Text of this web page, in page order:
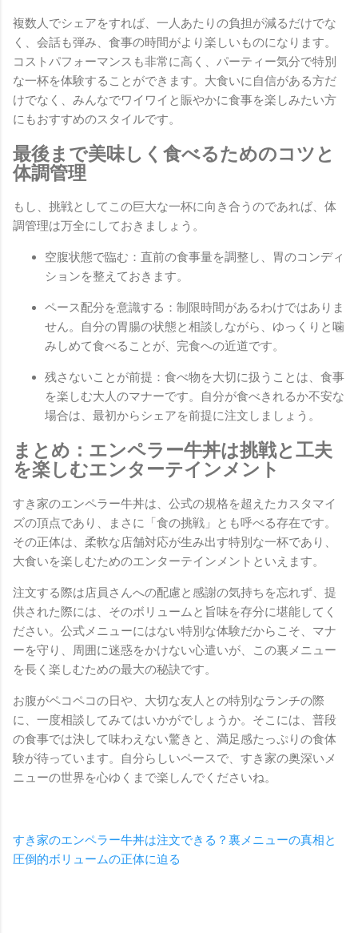
複数人でシェアをすれば、一人あたりの負担が減るだけでな
く、会話も弾み、食事の時間がより楽しいものになります。
コストパフォーマンスも非常に高く、パーティー気分で特別
な一杯を体験することができます。大食いに自信がある方だ
けでなく、みんなでワイワイと賑やかに食事を楽しみたい方
にもおすすめのスタイルです。
最後まで美味しく食べるためのコツと
体調管理
もし、挑戦としてこの巨大な一杯に向き合うのであれば、体
調管理は万全にしておきましょう。
空腹状態で臨む：直前の食事量を調整し、胃のコンディ
ションを整えておきます。
ペース配分を意識する：制限時間があるわけではありま
せん。自分の胃腸の状態と相談しながら、ゆっくりと噛
みしめて食べることが、完食への近道です。
残さないことが前提：食べ物を大切に扱うことは、食事
を楽しむ大人のマナーです。自分が食べきれるか不安な
場合は、最初からシェアを前提に注文しましょう。
まとめ：エンペラー牛丼は挑戦と工夫
を楽しむエンターテインメント
すき家のエンペラー牛丼は、公式の規格を超えたカスタマイ
ズの頂点であり、まさに「食の挑戦」とも呼べる存在です。
その正体は、柔軟な店舗対応が生み出す特別な一杯であり、
大食いを楽しむためのエンターテインメントといえます。
注文する際は店員さんへの配慮と感謝の気持ちを忘れず、提
供された際には、そのボリュームと旨味を存分に堪能してく
ださい。公式メニューにはない特別な体験だからこそ、マナ
ーを守り、周囲に迷惑をかけない心遣いが、この裏メニュー
を長く楽しむための最大の秘訣です。
お腹がペコペコの日や、大切な友人との特別なランチの際
に、一度相談してみてはいかがでしょうか。そこには、普段
の食事では決して味わえない驚きと、満足感たっぷりの食体
験が待っています。自分らしいペースで、すき家の奥深いメ
ニューの世界を心ゆくまで楽しんでくださいね。
すき家のエンペラー牛丼は注文できる？裏メニューの真相と
圧倒的ボリュームの正体に迫る